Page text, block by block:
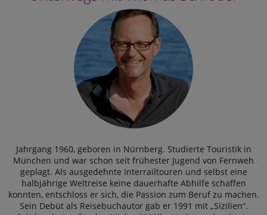
Jahrgang 1960, geboren in Nürnberg. Studierte Touristik in
München und war schon seit frühester Jugend von Fernweh
geplagt. Als ausgedehnte Interrailtouren und selbst eine
halbjährige Weltreise keine dauerhafte Abhilfe schaffen
konnten, entschloss er sich, die Passion zum Beruf zu machen.
Sein Debüt als Reisebuchautor gab er 1991 mit „Sizilien“.